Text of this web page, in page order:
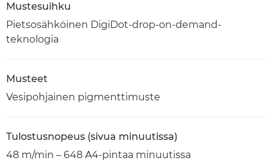
Mustesuihku
Pietsosähköinen DigiDot-drop-on-demand-
teknologia
Musteet
Vesipohjainen pigmenttimuste
Tulostusnopeus (sivua minuutissa)
48 m/min – 648 A4-pintaa minuutissa